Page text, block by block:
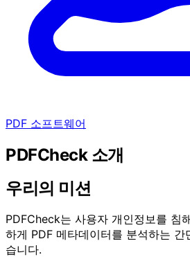
PDF 소프트웨어
PDFCheck 소개
우리의 미션
PDFCheck는 사용자 개인정보를 침
하게 PDF 메타데이터를 분석하는 간
습니다.